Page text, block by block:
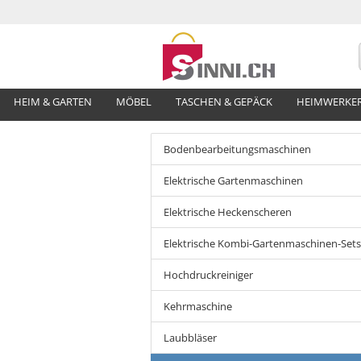
HEIM & GARTEN MÖBEL TASCHEN & GEPÄCK
Bodenbearbeitungsmaschinen
Elektrische Gartenmaschinen
Elektrische Heckenscheren
Elektrische Kombi-Gartenmaschinen-Sets
Hochdruckreiniger
Kehrmaschine
Laubbläser